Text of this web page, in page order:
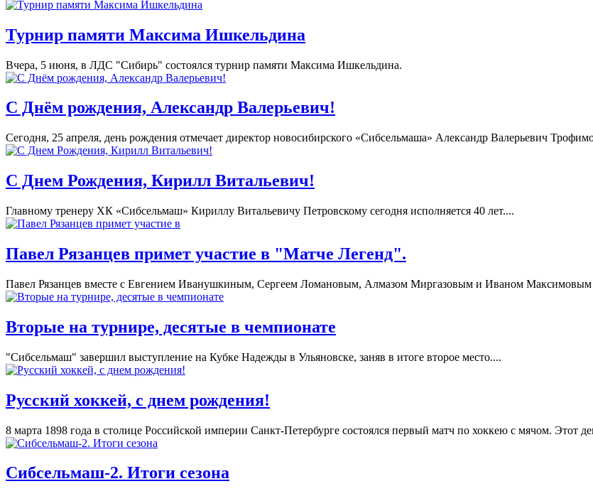
Турнир памяти Максима Ишкельдина
Вчера, 5 июня, в ЛДС "Сибирь" состоялся турнир памяти Максима Ишкельдина.
С Днём рождения, Александр Валерьевич!
Сегодня, 25 апреля, день рождения отмечает директор новосибирского «Сибсельмаша» Александр Валерьевич
С Днем Рождения, Кирилл Витальевич!
Главному тренеру ХК «Сибсельмаш» Кириллу Витальевичу Петровскому сегодня исполняется 40 лет....
Павел Рязанцев примет участие в "Матче Легенд".
Павел Рязанцев вместе с Евгением Иванушкиным, Сергеем Ломановым, Алмазом Миргазовым и Иваном Максимовым
Вторые на турнире, десятые в чемпионате
"Сибсельмаш" завершил выступление на Кубке Надежды в Ульяновске, заняв в итоге второе место....
Русский хоккей, с днем рождения!
8 марта 1898 года в столице Российской империи Санкт-Петербурге состоялся первый матч по хоккею с мячом. Этот
Сибсельмаш-2. Итоги сезона